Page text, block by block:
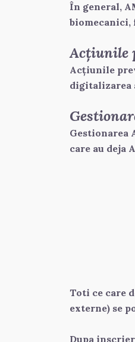
În general,
Acțiunile
Acțiunile
digitalizarea
Gestionarea
care au deja
Toti ce care
externe) se
Dupa